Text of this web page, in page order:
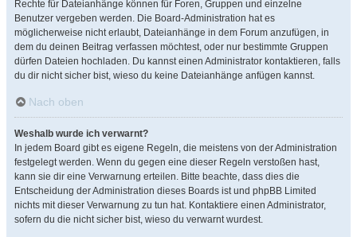
Rechte für Dateianhänge können für Foren, Gruppen und einzelne
Benutzer vergeben werden. Die Board-Administration hat es
möglicherweise nicht erlaubt, Dateianhänge in dem Forum anzufügen, in
dem du deinen Beitrag verfassen möchtest, oder nur bestimmte Gruppen
dürfen Dateien hochladen. Du kannst einen Administrator kontaktieren, falls
du dir nicht sicher bist, wieso du keine Dateianhänge anfügen kannst.
Nach oben
Weshalb wurde ich verwarnt?
In jedem Board gibt es eigene Regeln, die meistens von der Administration
festgelegt werden. Wenn du gegen eine dieser Regeln verstoßen hast,
kann sie dir eine Verwarnung erteilen. Bitte beachte, dass dies die
Entscheidung der Administration dieses Boards ist und phpBB Limited
nichts mit dieser Verwarnung zu tun hat. Kontaktiere einen Administrator,
sofern du die nicht sicher bist, wieso du verwarnt wurdest.